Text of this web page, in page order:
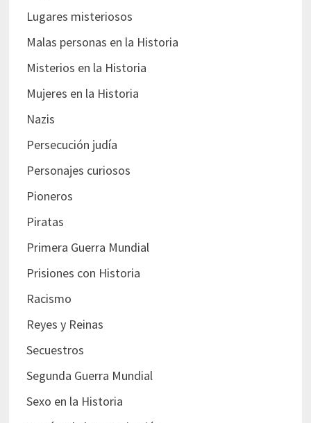
Lugares misteriosos
Malas personas en la Historia
Misterios en la Historia
Mujeres en la Historia
Nazis
Persecución judía
Personajes curiosos
Pioneros
Piratas
Primera Guerra Mundial
Prisiones con Historia
Racismo
Reyes y Reinas
Secuestros
Segunda Guerra Mundial
Sexo en la Historia